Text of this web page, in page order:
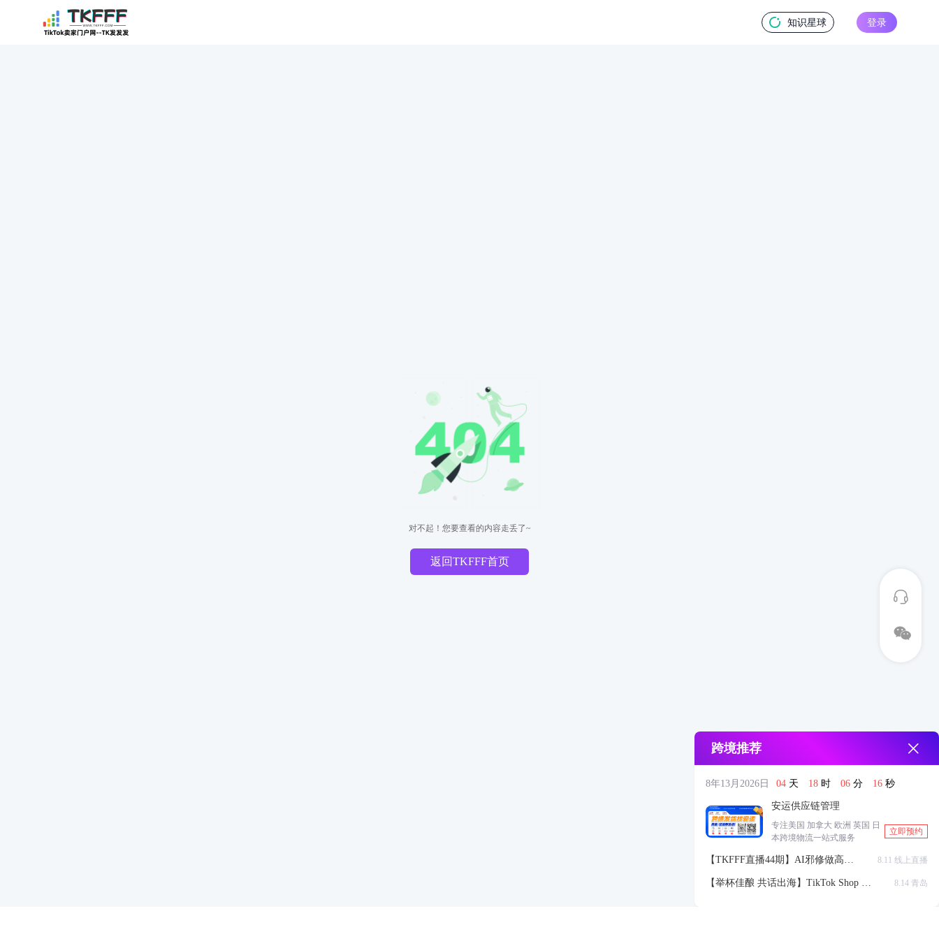
知识星球 登录
对不起！您要查看的内容走丢了~
返回TKFFF首页
跨境推荐
8年13月2026日 04 天 18 时 06 分 15 秒
安运供应链管理
专注美国 加拿大 欧洲 英国 日
本跨境物流一站式服务
立即预约
【TKFFF直播44期】AI邪修做高点
带货视频
8.11 线上直播
【举杯佳酿 共话出海】TikTok Shop 全
8.14 青岛